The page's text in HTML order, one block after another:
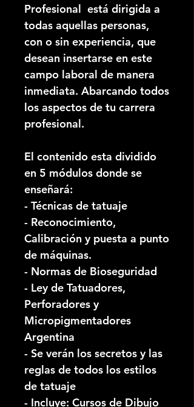
Profesional está dirigida a
todas aquellas personas,
con o sin experiencia, que
desean insertarse en este
campo laboral de manera
inmediata. Abarcando todos
los aspectos de tu carrera
profesional.
El contenido esta dividido
en 5 módulos donde se
enseñará:
- Técnicas de tatuaje
- Reconocimiento,
Calibración y puesta a punto
de máquinas.
- Normas de Bioseguridad
- Ley de Tatuadores,
Perforadores y
Micropigmentadores
Argentina
- Se verán los secretos y las
reglas de todos los estilos
de tatuaje
- Incluye: Cursos de Dibujo